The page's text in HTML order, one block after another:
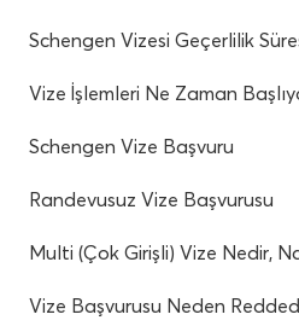
Schengen Vizesi Geçerlilik
Vize İşlemleri Ne Zaman
Schengen Vize Başvuru
Randevusuz Vize Başvurusu
Multi (Çok Girişli) Vize Nedir,
Vize Başvurusu Neden